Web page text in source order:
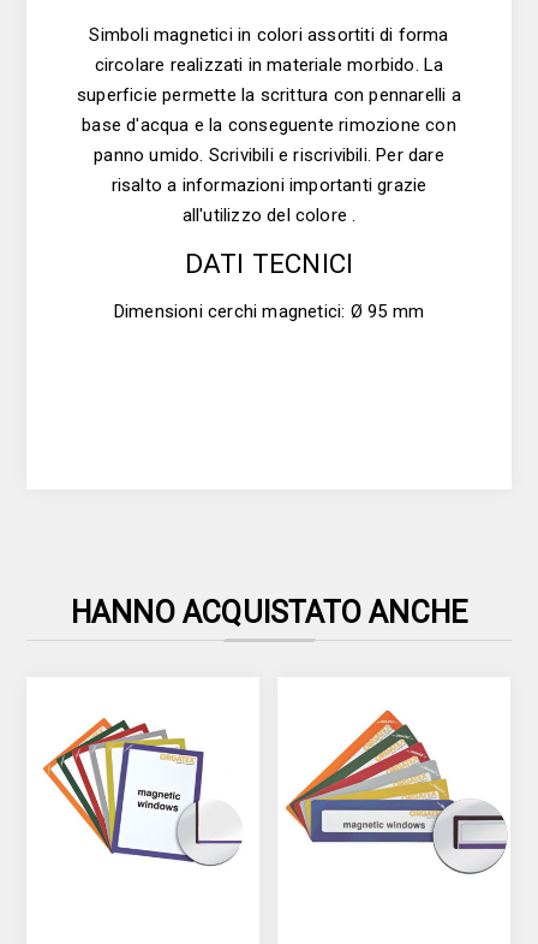
Simboli magnetici in colori assortiti di forma
circolare realizzati in materiale morbido. La
superficie permette la scrittura con pennarelli a
base d'acqua e la conseguente rimozione con
panno umido. Scrivibili e riscrivibili. Per dare
risalto a informazioni importanti grazie
all'utilizzo del colore .
DATI TECNICI
Dimensioni cerchi magnetici: Ø 95 mm
HANNO ACQUISTATO ANCHE